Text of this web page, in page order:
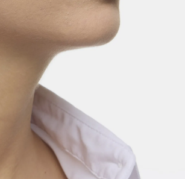
crochet en argent 925‰